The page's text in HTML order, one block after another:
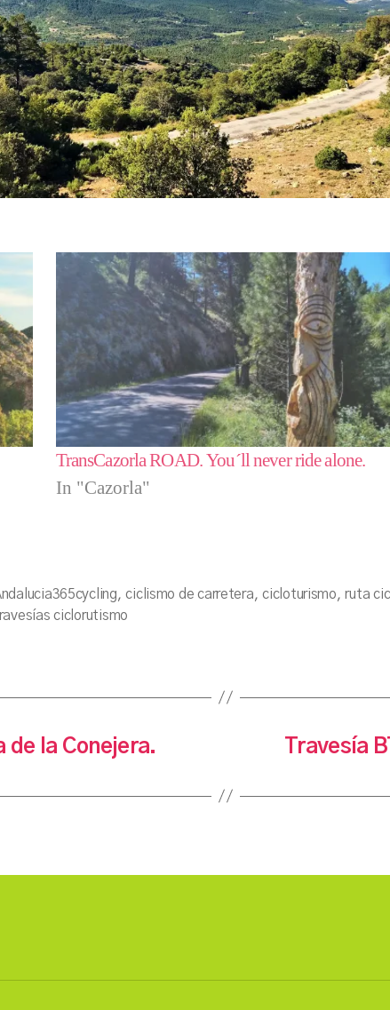
TransCazorla ROAD. You´ll never ride alone.
In "Cazorla"
,ciclismo de carretera,cicloturismo,ruta
ciclorutismo
de la Conejera. Travesía